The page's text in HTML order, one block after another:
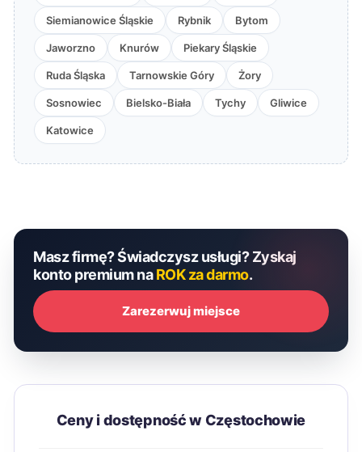
Siemianowice Śląskie Rybnik Bytom
Jaworzno Knurów Piekary Śląskie
Ruda Śląska Tarnowskie Góry Żory
Sosnowiec Bielsko-Biała Tychy Gliwice
Katowice
Masz firmę? Świadczysz usługi? Zyskaj
konto premium naROK za darmo.
Zarezerwuj miejsce
Ceny i dostępność w Częstochowie